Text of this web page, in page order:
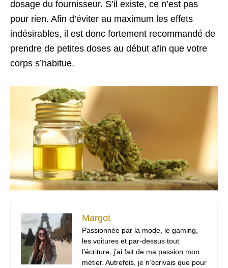
dosage du fournisseur. S’il existe, ce n’est pas
pour rien. Afin d’éviter au maximum les effets
indésirables, il est donc fortement recommandé de
prendre de petites doses au début afin que votre
corps s’habitue.
Margot
Passionnée par la mode, le gaming,
les voitures et par-dessus tout
l’écriture, j’ai fait de ma passion mon
métier. Autrefois, je n’écrivais que pour